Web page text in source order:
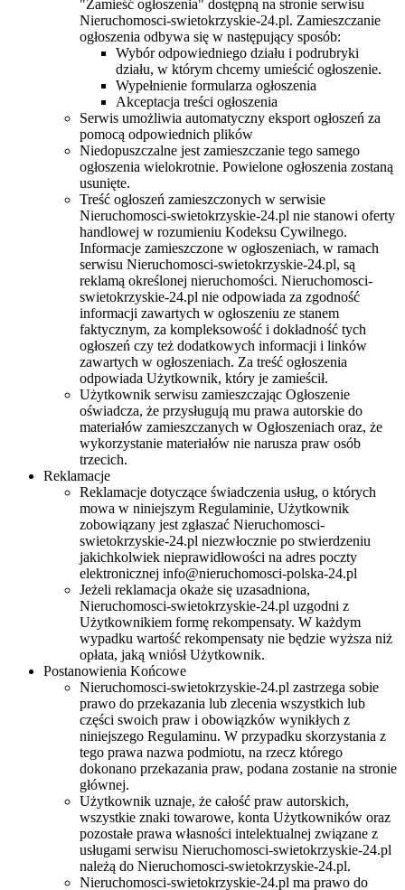
"Zamieść ogłoszenia" dostępną na stronie serwisu
Nieruchomosci-swietokrzyskie-24.pl. Zamieszczanie
ogłoszenia odbywa się w następujący sposób:
Wybór odpowiedniego działu i podrubryki
działu, w którym chcemy umieścić ogłoszenie.
Wypełnienie formularza ogłoszenia
Akceptacja treści ogłoszenia
Serwis umożliwia automatyczny eksport ogłoszeń za
pomocą odpowiednich plików
Niedopuszczalne jest zamieszczanie tego samego
ogłoszenia wielokrotnie. Powielone ogłoszenia zostaną
usunięte.
Treść ogłoszeń zamieszczonych w serwisie
Nieruchomosci-swietokrzyskie-24.pl nie stanowi oferty
handlowej w rozumieniu Kodeksu Cywilnego.
Informacje zamieszczone w ogłoszeniach, w ramach
serwisu Nieruchomosci-swietokrzyskie-24.pl, są
reklamą określonej nieruchomości. Nieruchomosci-
swietokrzyskie-24.pl nie odpowiada za zgodność
informacji zawartych w ogłoszeniu ze stanem
faktycznym, za kompleksowość i dokładność tych
ogłoszeń czy też dodatkowych informacji i linków
zawartych w ogłoszeniach. Za treść ogłoszenia
odpowiada Użytkownik, który je zamieścił.
Użytkownik serwisu zamieszczając Ogłoszenie
oświadcza, że przysługują mu prawa autorskie do
materiałów zamieszczanych w Ogłoszeniach oraz, że
wykorzystanie materiałów nie narusza praw osób
trzecich.
Reklamacje
Reklamacje dotyczące świadczenia usług, o których
mowa w niniejszym Regulaminie, Użytkownik
zobowiązany jest zgłaszać Nieruchomosci-
swietokrzyskie-24.pl niezwłocznie po stwierdzeniu
jakichkolwiek nieprawidłowości na adres poczty
elektronicznej info@nieruchomosci-polska-24.pl
Jeżeli reklamacja okaże się uzasadniona,
Nieruchomosci-swietokrzyskie-24.pl uzgodni z
Użytkownikiem formę rekompensaty. W każdym
wypadku wartość rekompensaty nie będzie wyższa niż
opłata, jaką wniósł Użytkownik.
Postanowienia Końcowe
Nieruchomosci-swietokrzyskie-24.pl zastrzega sobie
prawo do przekazania lub zlecenia wszystkich lub
części swoich praw i obowiązków wynikłych z
niniejszego Regulaminu. W przypadku skorzystania z
tego prawa nazwa podmiotu, na rzecz którego
dokonano przekazania praw, podana zostanie na stronie
głównej.
Użytkownik uznaje, że całość praw autorskich,
wszystkie znaki towarowe, konta Użytkowników oraz
pozostałe prawa własności intelektualnej związane z
usługami serwisu Nieruchomosci-swietokrzyskie-24.pl
należą do Nieruchomosci-swietokrzyskie-24.pl.
Nieruchomosci-swietokrzyskie-24.pl ma prawo do